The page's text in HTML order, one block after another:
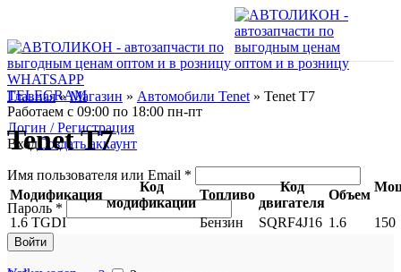
WHATSAPP
TELEGRAM
Работаем с 09:00 по 18:00 пн-пт
Логин / Регистрация
ВходСоздать аккаунт
Имя пользователя или Email *
Пароль *
Войти
Tenet T7
Главная»Магазин » Автомобили Tenet » Tenet T7
Модификация
Код
модификации
Топливо
Код
двигателя
Объем
1.6 TGDI Бензин SQRF4J16 1.6 150